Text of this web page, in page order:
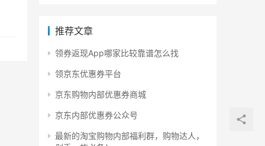
推荐文章
领券返现App哪家比较靠谱怎么找
领京东优惠券平台
京东购物内部优惠券商城
京东内部优惠券公众号
最新的淘宝购物内部福利群，购物达人，